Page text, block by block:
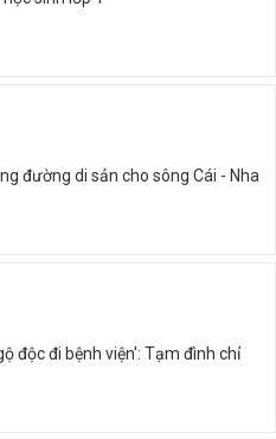
đường di sản cho sông Cái - Nha
độc đi bệnh viện': Tạm đình chỉ